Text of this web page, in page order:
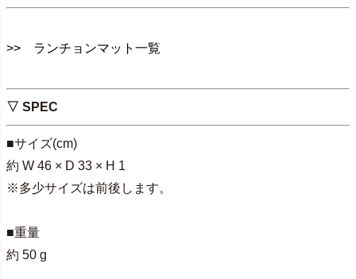
>> ランチョンマット一覧
▽ SPEC
■サイズ(cm)
約 W 46 × D 33 × H 1
※多少サイズは前後します。
■重量
約 50 g